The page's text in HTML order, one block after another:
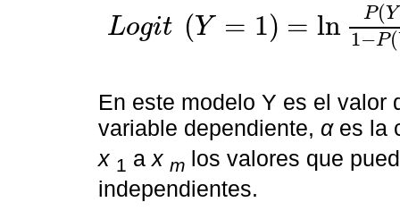
Logit (Y = 1) = ln P(Y
1−P(
Logit Y=1=ln ( Y=1 -P(Y 1) =∝ +β1 1+β2 x2+…+ β
En este modelo Y es el valor
variable dependiente, αes la
x 1 a x m los valores que
independientes.